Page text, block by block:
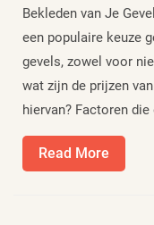
Bekleden van Je
een populaire keuze
gevels, zowel voor
wat zijn de prijzen
hiervan? Factoren
Read More
More